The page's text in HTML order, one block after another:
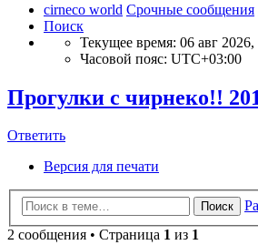
cirneco world Срочные сообщения
Поиск
Текущее время: 06 авг 2026,
Часовой пояс: UTC+03:00
Прогулки с чирнеко!!
Ответить
Версия для печати
Поиск
2 сообщения • Страница 1 из 1